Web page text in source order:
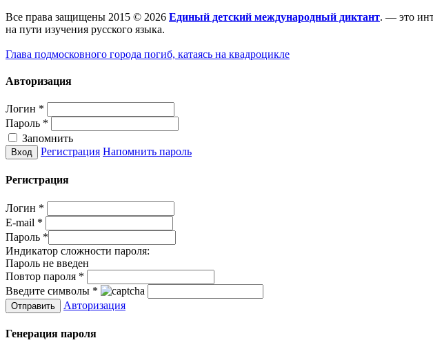
Все права защищены 2015 © 2026 Единый детский международный диктант. — это
на пути изучения русского языка.
Глава подмосковного города погиб, катаясь на квадроцикле
Авторизация
Логин *
Пароль *
Запомнить
Регистрация Напомнить пароль
Регистрация
Логин *
E-mail *
Пароль *
Индикатор сложности пароля:
Пароль не введен
Повтор пароля *
Введите символы *
Авторизация
Генерация пароля